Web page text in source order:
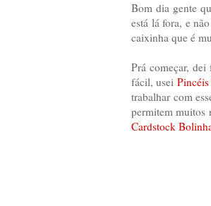
Bom dia gente
está lá fora, e
caixinha que é
Prá começar,
fácil, usei
trabalhar com
permitem muitos
Cardstock